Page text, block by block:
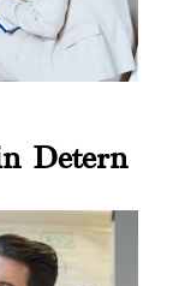
Detern